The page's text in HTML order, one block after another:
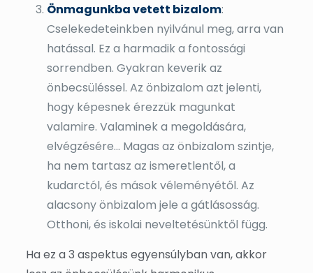
Önmagunkba vetett bizalom:
Cselekedeteinkben nyilvánul meg, arra van
hatással. Ez a harmadik a fontossági
sorrendben. Gyakran keverik az
önbecsüléssel. Az önbizalom azt jelenti,
hogy képesnek érezzük magunkat
valamire. Valaminek a megoldására,
elvégzésére… Magas az önbizalom szintje,
ha nem tartasz az ismeretlentől, a
kudarctól, és mások véleményétől. Az
alacsony önbizalom jele a gátlásosság.
Otthoni, és iskolai neveltetésünktől függ.
Ha ez a 3 aspektus egyensúlyban van, akkor